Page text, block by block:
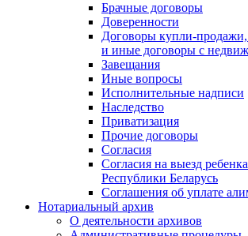
Брачные договоры
Доверенности
Договоры купли-
и иные договоры с
Завещания
Иные вопросы
Исполнительные надписи
Наследство
Приватизация
Прочие договоры
Согласия
Согласия на выезд
Республики Беларусь
Соглашения об уплате
Нотариальный архив
О деятельности архивов